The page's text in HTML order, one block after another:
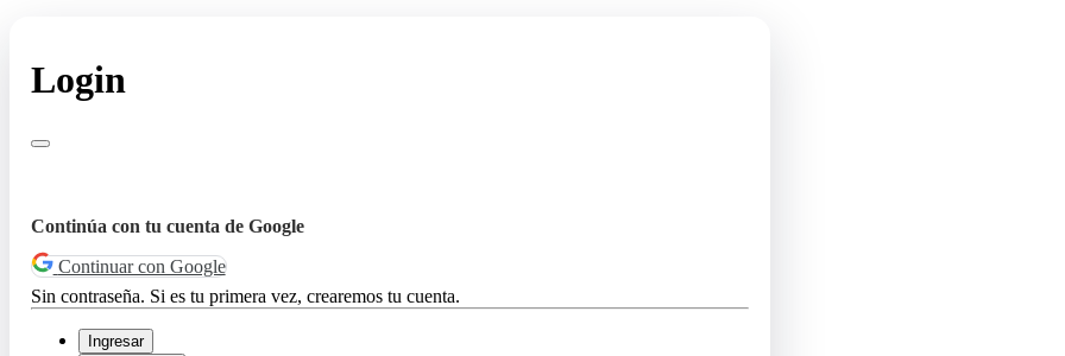
Login
Continúa con tu cuenta de Google
Continuar con Google
Sin contraseña. Si es tu primera vez, crearemos tu cuenta.
Ingresar